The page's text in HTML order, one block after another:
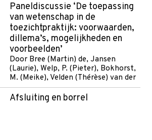
Paneldiscussie ‘De toepassing
van wetenschap in de
toezichtpraktijk: voorwaarden,
dillema’s, mogelijkheden en
voorbeelden’
Door Bree (Martin) de, Jansen
(Laurie), Welp, P. (Pieter), Bokhorst,
M. (Meike), Velden (Thérèse) van der
Afsluiting en borrel